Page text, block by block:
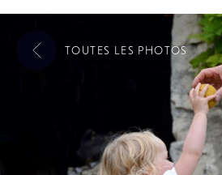
TOUTES LES PHOTOS